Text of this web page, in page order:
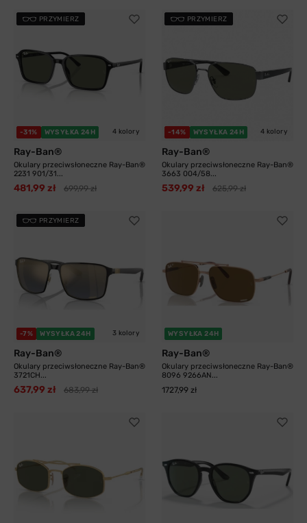
PRZYMIERZ
-31% WYSYŁKA 24H 4 kolory
Ray-Ban®
Okulary przeciwsłoneczne Ray-Ban®
2231 901/31...
481,99 zł 699,99 zł
PRZYMIERZ
-14% WYSYŁKA 24H 4 kolory
Ray-Ban®
Okulary przeciwsłoneczne Ray-Ban®
3663 004/58...
539,99 zł 625,99 zł
PRZYMIERZ
-7% WYSYŁKA 24H 3 kolory
Ray-Ban®
Okulary przeciwsłoneczne Ray-Ban®
3721CH...
637,99 zł 683,99 zł
WYSYŁKA 24H
Ray-Ban®
Okulary przeciwsłoneczne Ray-Ban®
8096 9266AN...
1727,99 zł